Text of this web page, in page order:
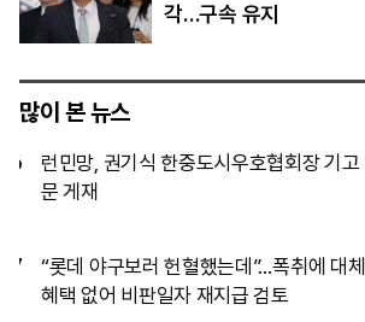
각…구속 유지
많이 본 뉴스
1
[단독]15사단 ‘투표권 미보장’…초급간부
들이 질책 두려워 ‘자체누락’
2
LG AI 파운데이션 모델 ‘엑사원’, 美·中 제
치고 세계 최고 성능 입증